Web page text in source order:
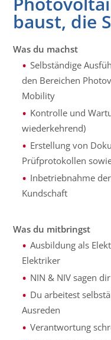
baust, die
Was du machst
Selbständige
den Bereichen
Mobility
Kontrolle und
wiederkehrend)
Erstellung von
Prüfprotokollen
Inbetriebnahme
Kundschaft
Was du mitbringst
Ausbildung als
Elektriker
NIN & NIV sagen
Du arbeitest
Ausreden
Verantwortung